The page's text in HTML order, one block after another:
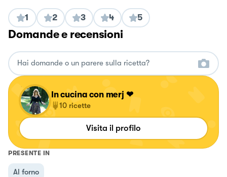
1 2 3 4 5
Domande e recensioni
In cucina con merj ❤
10 ricette
Visita il profilo
PRESENTE IN
Al forno